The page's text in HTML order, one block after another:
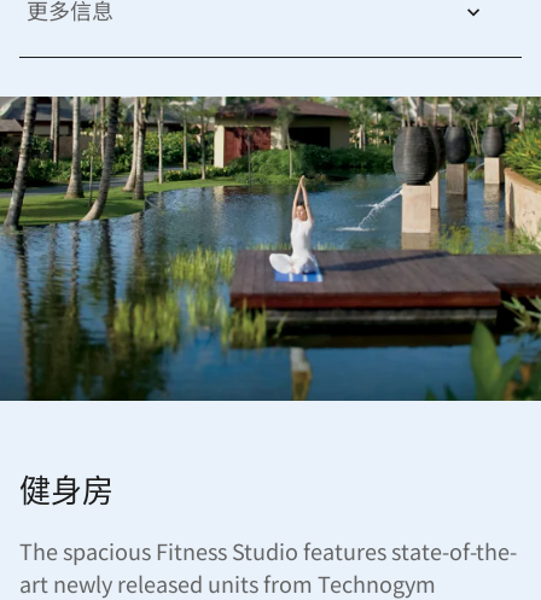
更多信息
健身房
The spacious Fitness Studio features state-of-the-
art newly released units from Technogym